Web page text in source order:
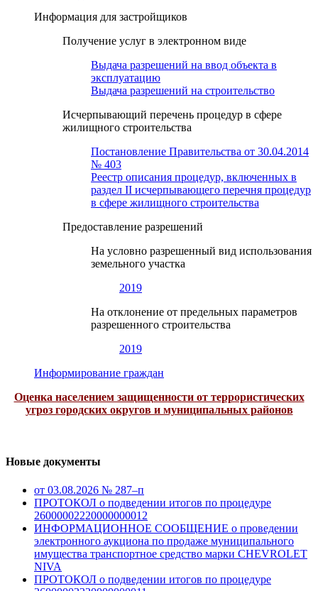
Информация для застройщиков
Получение услуг в электронном виде
Выдача разрешений на ввод объекта в
эксплуатацию
Выдача разрешений на строительство
Исчерпывающий перечень процедур в сфере
жилищного строительства
Постановление Правительства от 30.04.2014
№ 403
Реестр описания процедур, включенных в
раздел II исчерпывающего перечня процедур
в сфере жилищного строительства
Предоставление разрешений
На условно разрешенный вид использования
земельного участка
2019
На отклонение от предельных параметров
разрешенного строительства
2019
Информирование граждан
Оценка населением защищенности от террористических
угроз городских округов и муниципальных районов
Новые документы
от 03.08.2026 № 287–п
ПРОТОКОЛ о подведении итогов по процедуре
26000002220000000012
ИНФОРМАЦИОННОЕ СООБЩЕНИЕ о проведении
электронного аукциона по продаже муниципального
имущества транспортное средство марки CHEVROLET
NIVA
ПРОТОКОЛ о подведении итогов по процедуре